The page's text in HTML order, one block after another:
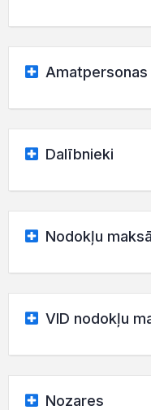
Amatpersonas
Dalībnieki
Nodokļu
VID nodokļu
Nozares